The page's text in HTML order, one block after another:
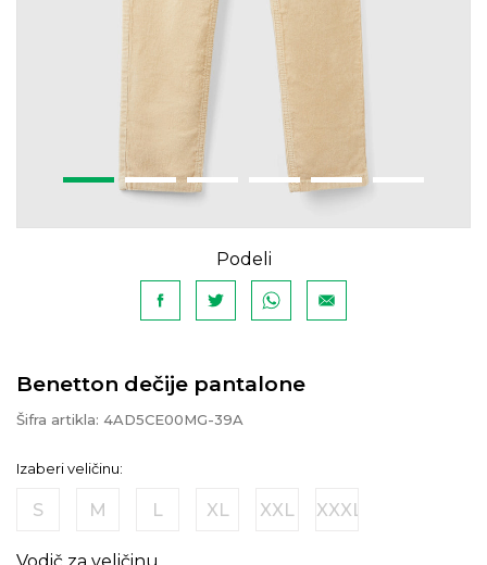
Podeli
Benetton dečije pantalone
Šifra artikla: 4AD5CE00MG-39A
Izaberi veličinu:
S M L XL XXL XXXL